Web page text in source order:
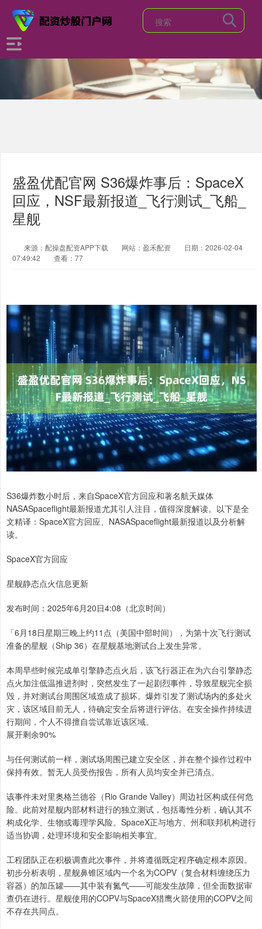
盛盈优配官网 S36爆炸事后：SpaceX
回应，NSF最新报道_飞行测试_飞船_
星舰
来源：配操盘配资APP下载 网站：盈禾配资
日期：2026-02-04
07:49:42
查看：77
S36爆炸数小时后，来自SpaceX官方回应和著名航天媒体
NASASpaceflight最新报道尤其引人注目，值得深度解读。以下是全
文精译：SpaceX官方回应、NASASpaceflight最新报道以及分析解
读。
SpaceX官方回应
星舰静态点火信息更新
发布时间：2025年6月20日4:08（北京时间）
「6月18日星期三晚上约11点（美国中部时间），为第十次飞行测试
准备的星舰（Ship 36）在星舰基地测试台上发生异常。
本周早些时候完成单引擎静态点火后，该飞行器正在为六台引擎静态
点火加注低温推进剂时，突然发生了一起剧烈事件，导致星舰完全损
毁，并对测试台周围区域造成了损坏。爆炸引发了测试场内的多处火
灾，该区域目前无人，待确定安全后将进行评估。在安全操作持续进
行期间，个人不得擅自尝试靠近该区域。
展开剩余90%
与任何测试前一样，测试场周围已建立安全区，并在整个操作过程中
保持有效。暂无人员受伤报告，所有人员均安全并已清点。
该事件未对里奥格兰德谷（Rio Grande Valley）周边社区构成任何危
险。此前对星舰内部材料进行的独立测试，包括毒性分析，确认其不
构成化学、生物或毒理学风险。SpaceX正与地方、州和联邦机构进行
适当协调，处理环境和安全影响相关事宜。
工程团队正在积极调查此次事件，并将遵循既定程序确定根本原因。
初步分析表明，星舰鼻锥区域内一个名为COPV（复合材料缠绕压力
容器）的加压罐——其中装有氮气——可能发生故障，但全面数据审
查仍在进行。星舰使用的COPV与SpaceX猎鹰火箭使用的COPV之间
不存在共同点。